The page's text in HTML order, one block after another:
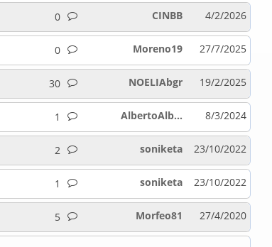
0 4/2/2026
CINBB
0 27/7/2025
Moreno19
30 19/2/2025
NOELIAbgr
1 8/3/2024
AlbertoAlb...
2 23/10/2022
soniketa
1 23/10/2022
soniketa
5 27/4/2020
Morfeo81